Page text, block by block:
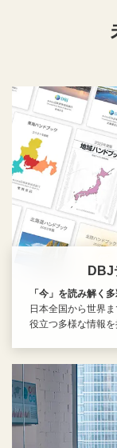
DBJ
「今」を読み解く
日本全国から世界
役立つ多様な情報